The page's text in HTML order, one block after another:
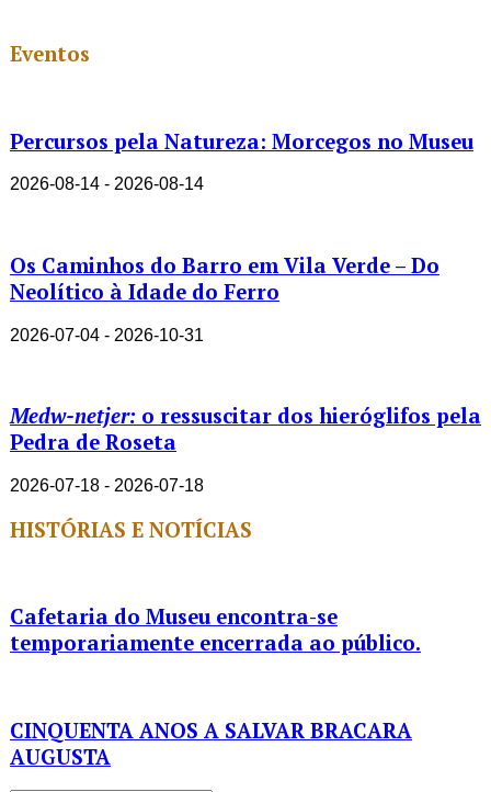
Eventos
Percursos pela Natureza: Morcegos no Museu
2026-08-14 - 2026-08-14
Os Caminhos do Barro em Vila Verde – Do
Neolítico à Idade do Ferro
2026-07-04 - 2026-10-31
Medw-netjer: o ressuscitar dos hieróglifos pela
Pedra de Roseta
2026-07-18 - 2026-07-18
HISTÓRIAS E NOTÍCIAS
Cafetaria do Museu encontra-se
temporariamente encerrada ao público.
CINQUENTA ANOS A SALVAR BRACARA
AUGUSTA